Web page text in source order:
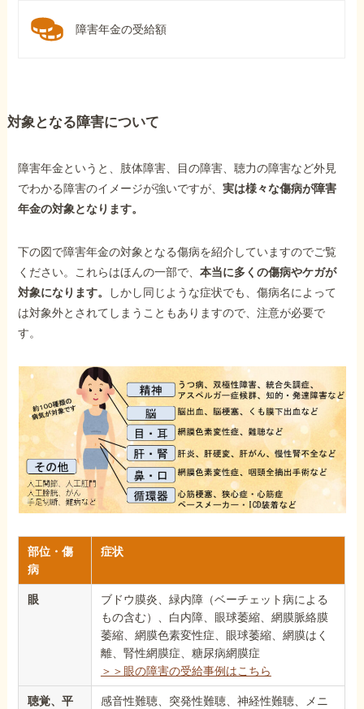
障害年金の受給額
対象となる障害について
障害年金というと、肢体障害、目の障害、聴力の障害など外見
でわかる障害のイメージが強いですが、実は様々な傷病が障害
年金の対象となります。
下の図で障害年金の対象となる傷病を紹介していますのでご覧
ください。これらはほんの一部で、本当に多くの傷病やケガが
対象になります。
しかし同じような症状でも、傷病名によって
は対象外とされてしまうこともありますので、注意が必要で
す。
部位・傷
病
症状
眼
ブドウ膜炎、緑内障（ベーチェット病による
もの含む）、白内障、眼球萎縮、網膜脈絡膜
萎縮、網膜色素変性症、眼球萎縮、網膜はく
離、腎性網膜症、糖尿病網膜症
＞＞眼の障害の受給事例はこちら
聴覚、平
感音性難聴、突発性難聴、神経性難聴、メニ